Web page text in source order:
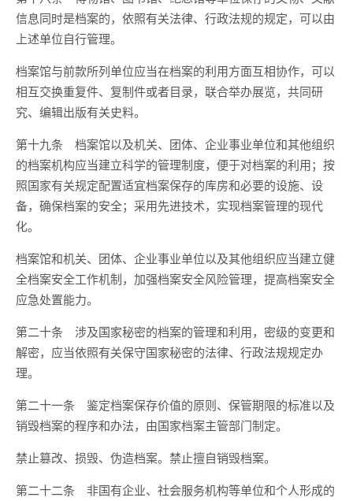
信息同时是档案的，依照有关法律、行政法规的规定，可以由
上述单位自行管理。
档案馆与前款所列单位应当在档案的利用方面互相协作，可以
相互交换重复件、复制件或者目录，联合举办展览，共同研
究、编辑出版有关史料。
第十九条 档案馆以及机关、团体、企业事业单位和其他组织
的档案机构应当建立科学的管理制度，便于对档案的利用；按
照国家有关规定配置适宜档案保存的库房和必要的设施、设
备，确保档案的安全；采用先进技术，实现档案管理的现代
化。
档案馆和机关、团体、企业事业单位以及其他组织应当建立健
全档案安全工作机制，加强档案安全风险管理，提高档案安全
应急处置能力。
第二十条 涉及国家秘密的档案的管理和利用，密级的变更和
解密，应当依照有关保守国家秘密的法律、行政法规规定办
理。
第二十一条 鉴定档案保存价值的原则、保管期限的标准以及
销毁档案的程序和办法，由国家档案主管部门制定。
禁止篡改、损毁、伪造档案。禁止擅自销毁档案。
第二十二条 非国有企业、社会服务机构等单位和个人形成的